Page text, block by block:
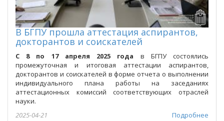
В БГПУ прошла аттестация аспирантов,
докторантов и соискателей
С 8 по 17 апреля 2025 года в БГПУ состоялись
промежуточная и итоговая аттестации аспирантов,
докторантов и соискателей в форме отчета о выполнении
индивидуального плана работы на заседаниях
аттестационных комиссий соответствующих отраслей
науки.
Подробнее
2025-04-21